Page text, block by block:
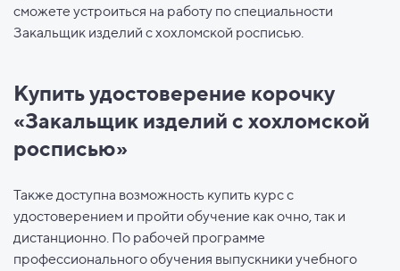
сможете устроиться на работу по специальности
Закальщик изделий с хохломской росписью.
Купить удостоверение корочку
«Закальщик изделий с хохломской
росписью»
Также доступна возможность купить курс с
удостоверением и пройти обучение как очно, так и
дистанционно. По рабочей программе
профессионального обучения выпускники учебного